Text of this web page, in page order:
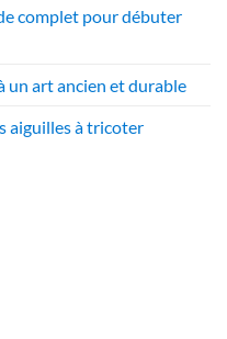
complet pour débuter
un art ancien et durable
aiguilles à tricoter